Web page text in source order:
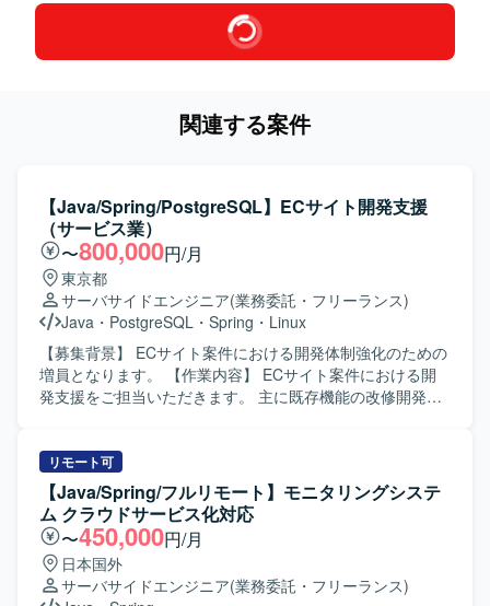
関連する案件
【Java/Spring/PostgreSQL】ECサイト開発支援
（サービス業）
〜800,000円/月
東京都
サーバサイドエンジニア(業務委託・フリーランス)
Java ・ PostgreSQL ・ Spring ・ Linux
【募集背景】 ECサイト案件における開発体制強化のための
増員となります。 【作業内容】 ECサイト案件における開
発支援をご担当いただきます。 主に既存機能の改修開発、
テスト、結合テストまで一貫して対応いただく想定です。
参画後の状況やスキル・ご経験に応じて、他案件の開発支
援をご担当いただく可能性があります。 【求める人物像】
仕様や既存コードを主体的に読み解きながら、自走して開
発を進められる方を求めております。 チームメンバーと円
滑にコミュニケーションを取りながら、品質向上に主体的
に取り組んでいただける方が望ましいです。 【ポジション
リモート可
【Java/Spring/フルリモート】モニタリングシステ
ム クラウドサービス化対応
〜450,000円/月
日本国外
サーバサイドエンジニア(業務委託・フリーランス)